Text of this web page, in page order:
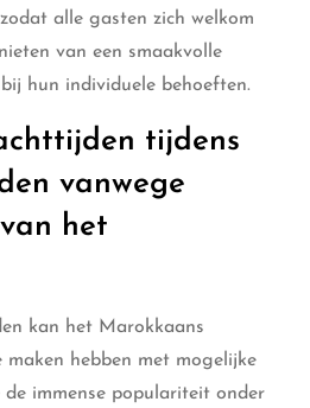
alle gasten zich welkom
van een smaakvolle
hun individuele behoeften.
tijdens
vanwege
het
kan het Marokkaans
hebben met mogelijke
immense populariteit onder